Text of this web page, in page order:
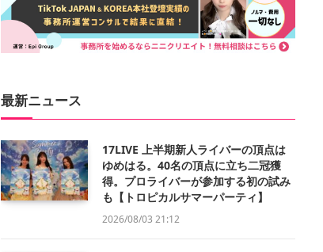
最新ニュース
17LIVE 上半期新人ライバーの頂点は
ゆめはる。40名の頂点に立ち二冠獲
得。プロライバーが参加する初の試み
も【トロピカルサマーパーティ】
2026/08/03 21:12